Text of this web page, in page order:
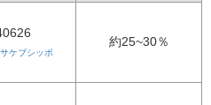
サケブシッポ
約25~30％